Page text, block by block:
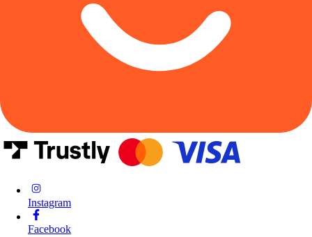
Instagram
Facebook